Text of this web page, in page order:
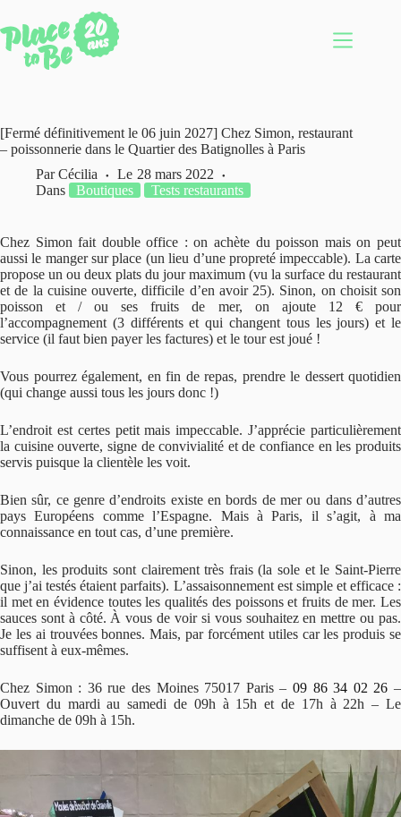
au
contenu
[Fermé définitivement le 06 juin 2027] Chez Simon, restaurant
– poissonnerie dans le Quartier des Batignolles à Paris
Par Cécilia Le 28 mars 2022
Dans
Boutiques Tests restaurants
Chez Simon fait double office : on achète du poisson mais on peut
aussi le manger sur place (un lieu d’une propreté impeccable). La carte
propose un ou deux plats du jour maximum (vu la surface du restaurant
et de la cuisine ouverte, difficile d’en avoir 25). Sinon, on choisit son
poisson et / ou ses fruits de mer, on ajoute 12 € pour
l’accompagnement (3 différents et qui changent tous les jours) et le
service (il faut bien payer les factures) et le tour est joué !
Vous pourrez également, en fin de repas, prendre le dessert quotidien
(qui change aussi tous les jours donc !)
L’endroit est certes petit mais impeccable. J’apprécie particulièrement
la cuisine ouverte, signe de convivialité et de confiance en les produits
servis puisque la clientèle les voit.
Bien sûr, ce genre d’endroits existe en bords de mer ou dans d’autres
pays Européens comme l’Espagne. Mais à Paris, il s’agit, à ma
connaissance en tout cas, d’une première.
Sinon, les produits sont clairement très frais (la sole et le Saint-Pierre
que j’ai testés étaient parfaits). L’assaisonnement est simple et efficace :
il met en évidence toutes les qualités des poissons et fruits de mer. Les
sauces sont à côté. À vous de voir si vous souhaitez en mettre ou pas.
Je les ai trouvées bonnes. Mais, par forcément utiles car les produis se
suffisent à eux-mêmes.
Chez Simon : 36 rue des Moines 75017 Paris – 09 86 34 02 26 –
Ouvert du mardi au samedi de 09h à 15h et de 17h à 22h – Le
dimanche de 09h à 15h.